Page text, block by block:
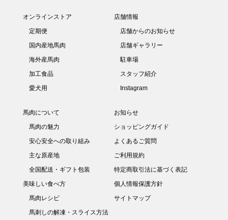
オンラインストア
定期便
国内産地馬肉
海外産馬肉
加工食品
愛犬用
店舗情報
店舗からのお知らせ
店舗ギャラリー
駐車場
スタッフ紹介
Instagram
馬肉について
馬肉の魅力
安心安全への取り組み
主な原産地
全国配送・ギフト包装
美味しい食べ方
馬肉レシピ
馬刺しの解凍・スライス方法
お知らせ
ショッピングガイド
よくあるご質問
ご利用規約
特定商取引法に基づく表記
個人情報保護方針
サイトマップ